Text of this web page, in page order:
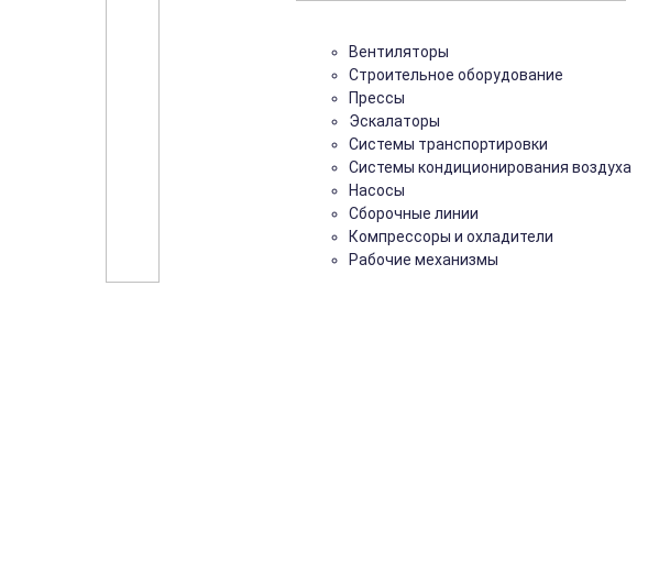
Вентиляторы
Строительное оборудование
Прессы
Эскалаторы
Системы транспортировки
Системы кондиционирования воздуха
Насосы
Сборочные линии
Компрессоры и охладители
Рабочие механизмы